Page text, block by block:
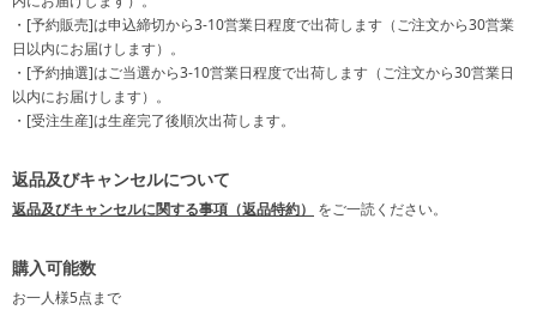
・[予約販売]は申込締切から3-10営業日程度で出荷します（ご注文から30営業
日以内にお届けします）。
・[予約抽選]はご当選から3-10営業日程度で出荷します（ご注文から30営業日
以内にお届けします）。
・[受注生産]は生産完了後順次出荷します。
返品及びキャンセルについて
返品及びキャンセルに関する事項（返品特約） をご一読ください。
購入可能数
お一人様5点まで